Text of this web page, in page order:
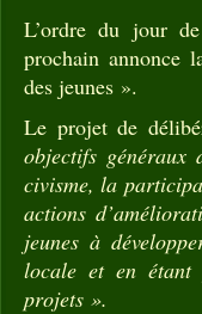
L’ordre du jour
prochain annonce
des jeunes ».
Le projet de
objectifs généraux
civisme, la
actions
jeunes à
locale et en étant
projets ».